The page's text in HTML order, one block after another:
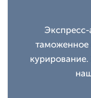
Экспресс-
таможенное
курирование.